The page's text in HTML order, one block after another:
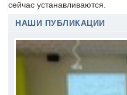
сейчас устанавливаются.
НАШИ ПУБЛИКАЦИИ